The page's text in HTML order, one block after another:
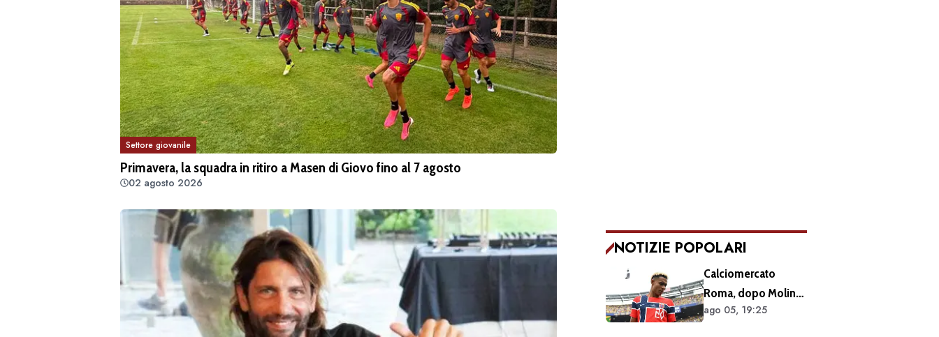
Settore giovanile
Primavera, la squadra in ritiro a Masen di Giovo fino al 7 agosto
02 agosto 2026
NOTIZIE POPOLARI
Calciomercato
Roma, dopo Molina
si accelera sugli
ago 05, 19:25